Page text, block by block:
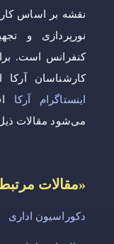
نقشه بر اساس
نورپردازی و
کنفرانس است.
کارشناسان
اینستاگرام آرکا
می‌شود مقالات ذیل
«مقالات
دکوراسیون اداری